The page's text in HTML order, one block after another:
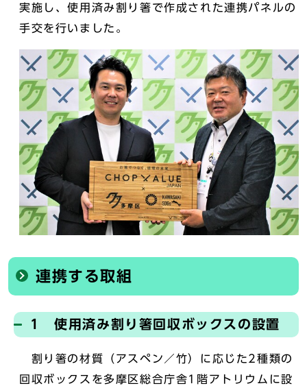
実施し、使用済み割り箸で作成された連携パネルの
手交を行いました。
連携する取組
1 使用済み割り箸回収ボックスの設置
割り箸の材質（アスペン／竹）に応じた2種類の
回収ボックスを多摩区総合庁舎1階アトリウムに設